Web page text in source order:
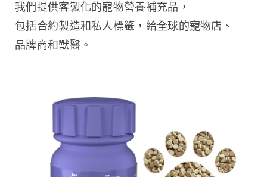
我們提供客製化的寵物營養補充品，
包括合約製造和私人標籤，給全球的寵物店、
品牌商和獸醫。